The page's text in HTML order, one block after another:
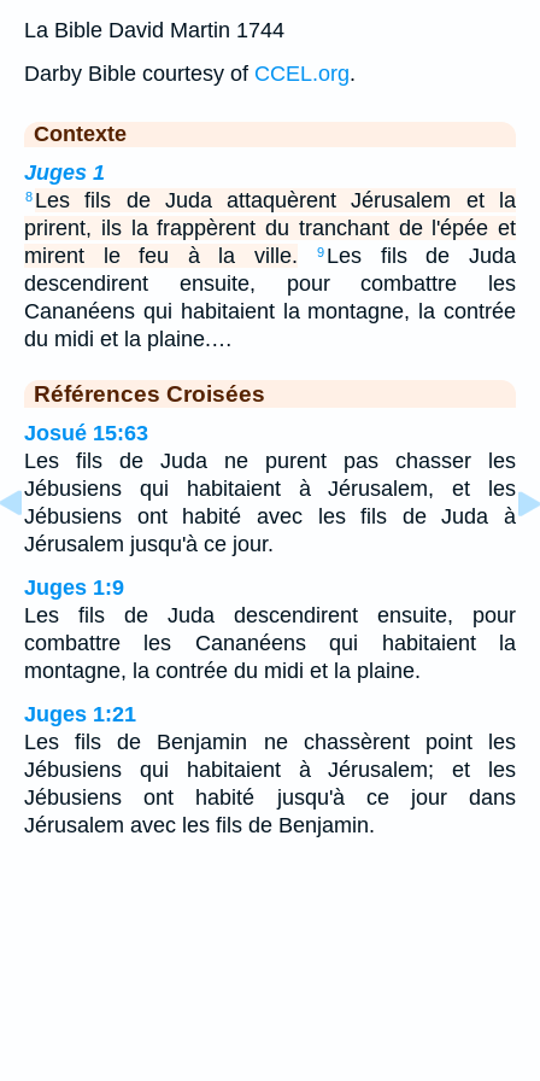
La Bible David Martin 1744
Darby Bible courtesy of CCEL.org.
Contexte
Juges 1
8 Les fils de Juda attaquèrent Jérusalem et la
prirent, ils la frappèrent du tranchant de l'épée et
mirent le feu à la ville.
9 Les fils de Juda
descendirent ensuite, pour combattre les
Cananéens qui habitaient la montagne, la contrée
du midi et la plaine.…
Références Croisées
Josué 15:63
Les fils de Juda ne purent pas chasser les
Jébusiens qui habitaient à Jérusalem, et les
Jébusiens ont habité avec les fils de Juda à
Jérusalem jusqu'à ce jour.
Juges 1:9
Les fils de Juda descendirent ensuite, pour
combattre les Cananéens qui habitaient la
montagne, la contrée du midi et la plaine.
Juges 1:21
Les fils de Benjamin ne chassèrent point les
Jébusiens qui habitaient à Jérusalem; et les
Jébusiens ont habité jusqu'à ce jour dans
Jérusalem avec les fils de Benjamin.